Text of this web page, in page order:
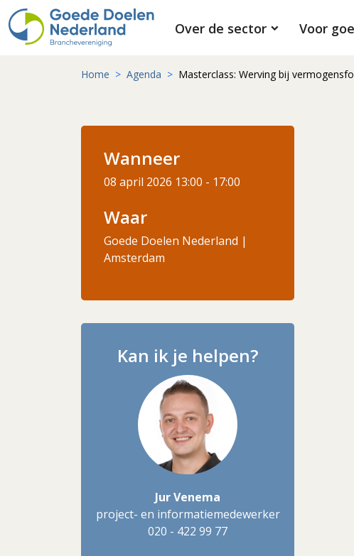
Over de sector Voor
Home Agenda Masterclass: Werving bij
Wanneer
08 april 2026 13:00 - 17:00
Waar
Goede Doelen Nederland |
Amsterdam
Kan ik je helpen?
Jur Venema
project- en informatiemedewerker
020 - 422 99 77